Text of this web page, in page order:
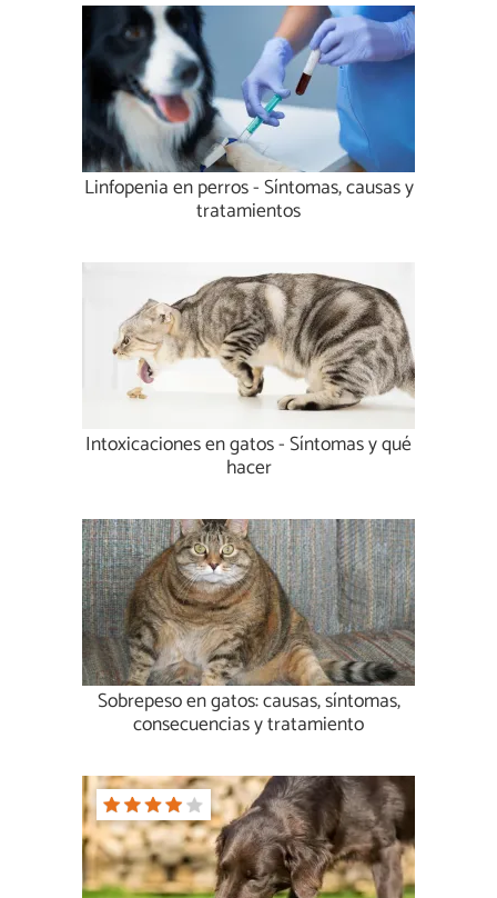
Linfopenia en perros - Síntomas, causas y
tratamientos
Intoxicaciones en gatos - Síntomas y qué
hacer
Sobrepeso en gatos: causas, síntomas,
consecuencias y tratamiento